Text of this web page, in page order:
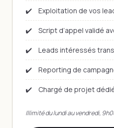
✔️ Exploitation de vos
✔️ Script d’appel validé
✔️ Leads intéressés
✔️ Reporting de
✔️ Chargé de projet
Illimité du lundi au vendredi,